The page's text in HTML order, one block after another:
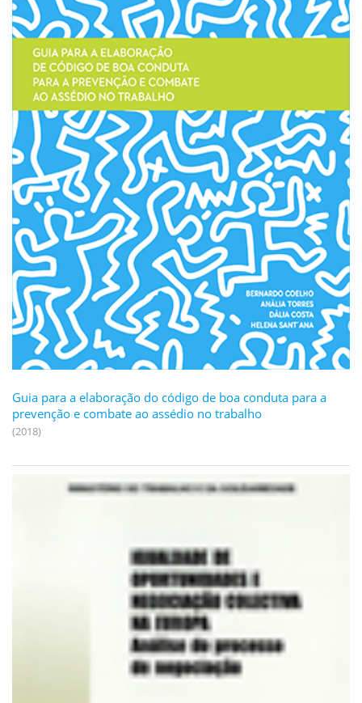
Guia para a elaboração do código de boa conduta para a
prevenção e combate ao assédio no trabalho
(2018)